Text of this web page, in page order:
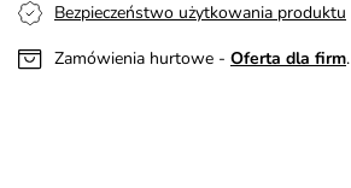
Bezpieczeństwo użytkowania produktu
Zamówienia hurtowe - Oferta dla firm.